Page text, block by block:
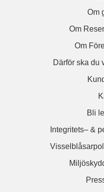
Om
Om
Om
Därför ska du
Bli
Integritets– &